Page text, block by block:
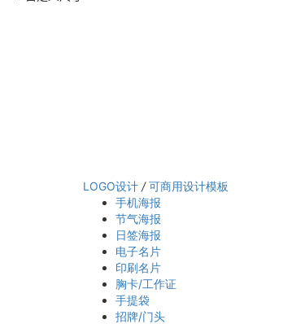
LOGO设计 / 可商用设计模板
手机海报
节气海报
日签海报
电子名片
印刷名片
胸卡/工作证
手提袋
招牌/门头